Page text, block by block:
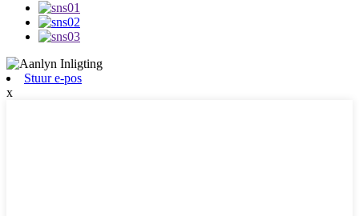
Stuur e-pos
x